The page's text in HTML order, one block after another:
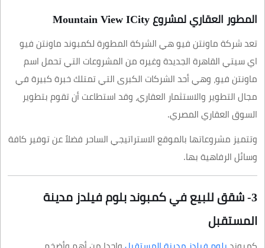
المطور العقاري لمشروع Mountain View ICity
تعد شركة ماونتن فيو هي الشركة المطورة لكمبوند ماونتن فيو
اي سيتي القاهرة الجديدة وغيره من المشروعات التي تحمل اسم
ماونتن فيو، وهي أحد الشركات الكبرى التي تمتلك خبرة كبيرة في
مجال التطوير والاستثمار العقاري، وقد استطاعت أن تقوم بتطوير
السوق العقاري المصري.
وتتميز مشروعاتها بالموقع الاستراتيجي الساحر فضلاً عن توفير كافة
وسائل الرفاهية بها.
3- شقق للبيع في كمبوند بلوم فيلدز مدينة
المستقبل